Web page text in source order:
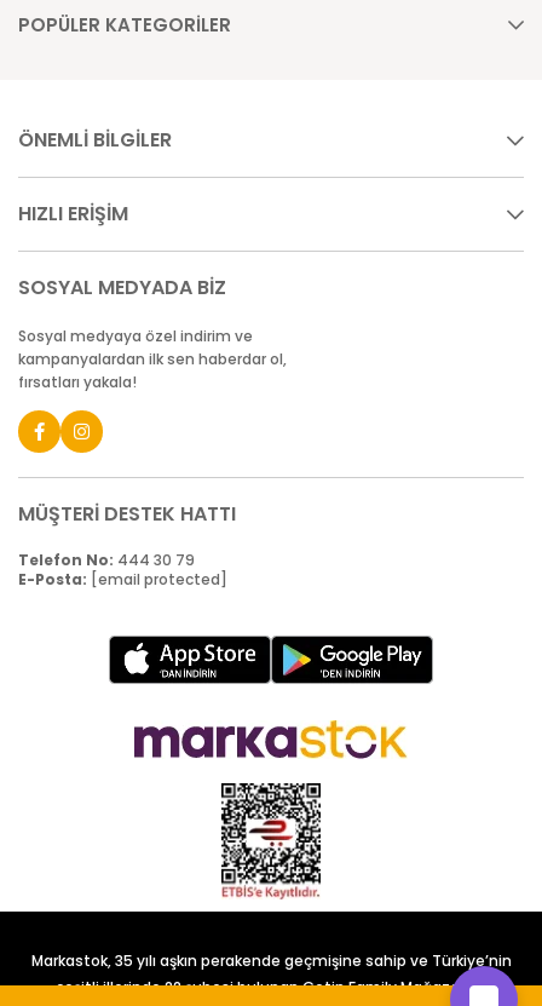
POPÜLER KATEGORİLER
ÖNEMLİ BİLGİLER
HIZLI ERİŞİM
SOSYAL MEDYADA BİZ
Sosyal medyaya özel indirim ve
kampanyalardan ilk sen haberdar ol,
fırsatları yakala!
MÜŞTERİ DESTEK HATTI
Telefon No: 444 30 79
E-Posta: [email protected]
Markastok, 35 yılı aşkın perakende geçmişine sahip ve Türkiye’nin
çeşitli illerinde 22 şubesi bulunan Çetin Family Mağazacılık